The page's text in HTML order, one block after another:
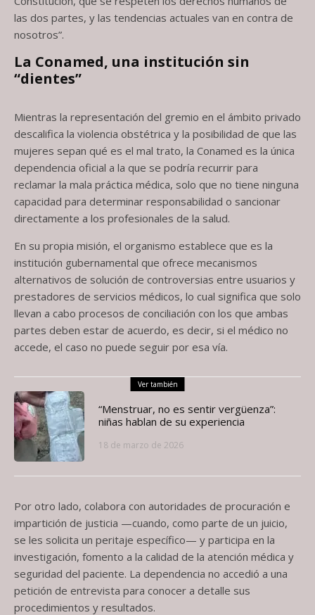
las dos partes, y las tendencias actuales van en contra de
nosotros”.
La Conamed, una institución sin
“dientes”
Mientras la representación del gremio en el ámbito privado
descalifica la violencia obstétrica y la posibilidad de que las
mujeres sepan qué es el mal trato, la Conamed es la única
dependencia oficial a la que se podría recurrir para
reclamar la mala práctica médica, solo que no tiene ninguna
capacidad para determinar responsabilidad o sancionar
directamente a los profesionales de la salud.
En su propia misión, el organismo establece que es la
institución gubernamental que ofrece mecanismos
alternativos de solución de controversias entre usuarios y
prestadores de servicios médicos, lo cual significa que solo
llevan a cabo procesos de conciliación con los que ambas
partes deben estar de acuerdo, es decir, si el médico no
accede, el caso no puede seguir por esa vía.
Ver también
“Menstruar, no es sentir vergüenza”:
niñas hablan de su experiencia
18 de marzo de 2026
Por otro lado, colabora con autoridades de procuración e
impartición de justicia —cuando, como parte de un juicio,
se les solicita un peritaje específico— y participa en la
investigación, fomento a la calidad de la atención médica y
seguridad del paciente. La dependencia no accedió a una
petición de entrevista para conocer a detalle sus
procedimientos y resultados.